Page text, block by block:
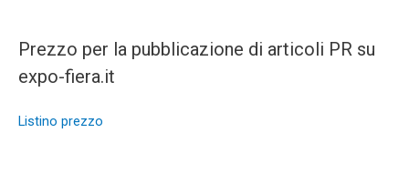
Prezzo per la pubblicazione di articoli PR su
expo-fiera.it
Listino prezzo